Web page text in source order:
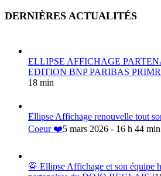
DERNIÈRES ACTUALITÉS
ELLIPSE AFFICHAGE
EDITION BNP PARIBAS
18 min
Ellipse Affichage renouvelle tout
Coeur ❤️5 mars 2026 - 16 h 44 min
🥋 Ellipse Affichage et son équipe